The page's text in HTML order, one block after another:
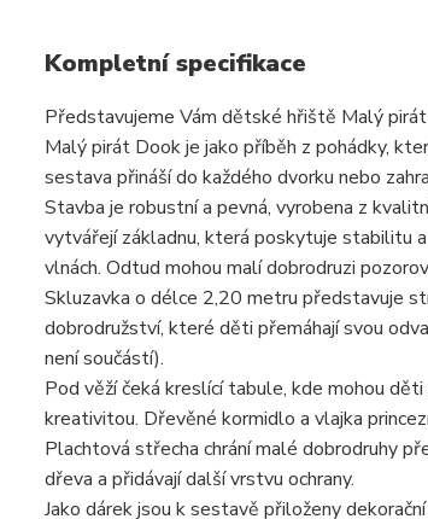
Kompletní specifikace
Představujeme Vám dětské hřiště Malý
Malý pirát Dook je jako příběh z pohádky,
sestava přináší do každého dvorku nebo
Stavba je robustní a pevná, vyrobena z
vytvářejí základnu, která poskytuje stabilitu
vlnách. Odtud mohou malí dobrodruzi
Skluzavka o délce 2,20 metru představuje
dobrodružství, které děti přemáhají svou
není součástí).
Pod věží čeká kreslící tabule, kde mohou
kreativitou. Dřevěné kormidlo a vlajka
Plachtová střecha chrání malé dobrodruhy
dřeva a přidávají další vrstvu ochrany.
Jako dárek jsou k sestavě přiloženy